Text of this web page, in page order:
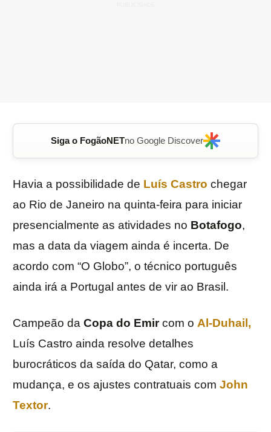
Siga o FogãoNETno Google Discover
Havia a possibilidade de Luís Castro chegar
ao Rio de Janeiro na quinta-feira para iniciar
presencialmente as atividades no Botafogo,
mas a data da viagem ainda é incerta. De
acordo com “O Globo”, o técnico português
ainda irá a Portugal antes de vir ao Brasil.
Campeão da Copa do Emircom o Al-Duhail,
Luís Castro ainda resolve detalhes
burocráticos da saída do Qatar, como a
mudança, e os ajustes contratuais com John
Textor.